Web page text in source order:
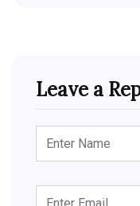
Leave a